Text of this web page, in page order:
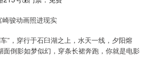
骏动画照进现实
”，穿行于石臼湖之上，水天一线，夕阳熔
面倒影如梦似幻，穿条长裙奔跑，你就是电影